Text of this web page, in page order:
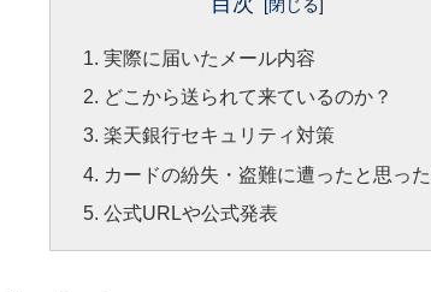
実際に届いたメール内容
どこから送られて来ているのか？
楽天銀行セキュリティ対策
カードの紛失・盗難に遭ったと思っ
公式URLや公式発表